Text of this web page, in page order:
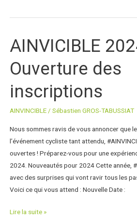
AINVICIBLE
Ouverture des
inscriptions
AINVINCIBLE / Sébastien GROS-TABUSSIAT
Nous sommes ravis de vous annoncer que
l’événement cycliste tant attendu,
ouvertes ! Préparez-vous pour une
2024. Nouveautés pour 2024 Cette année,
avec des surprises qui vont ravir tous les
Voici ce qui vous attend : Nouvelle Date :
AINVICIBLE
2024
Ouverture
des
Lire la suite »